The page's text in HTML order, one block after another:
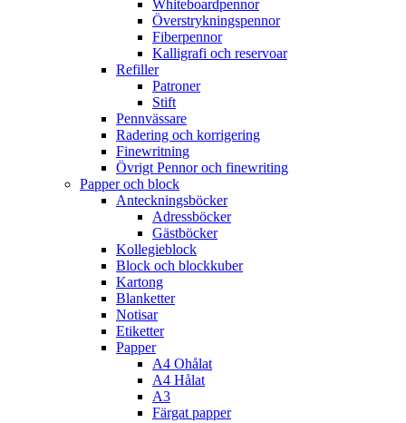
Whiteboardpennor
Överstrykningspennor
Fiberpennor
Kalligrafi och reservoar
Refiller
Patroner
Stift
Pennvässare
Radering och korrigering
Finewritning
Övrigt Pennor och finewriting
Papper och block
Anteckningsböcker
Adressböcker
Gästböcker
Kollegieblock
Block och blockkuber
Kartong
Blanketter
Notisar
Etiketter
Papper
A4 Ohålat
A4 Hålat
A3
Färgat papper